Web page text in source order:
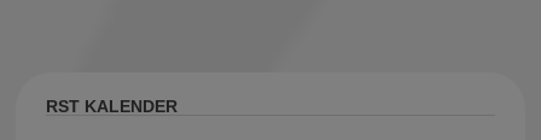
RST KALENDER